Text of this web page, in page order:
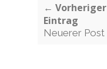
← Vorheriger
Eintrag
Neuerer Post